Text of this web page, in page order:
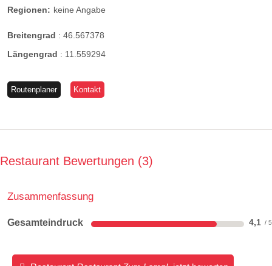
Regionen: keine Angabe
Breitengrad : 46.567378
Längengrad : 11.559294
Routenplaner Kontakt
Restaurant Bewertungen 3
Zusammenfassung
Gesamteindruck 4,1